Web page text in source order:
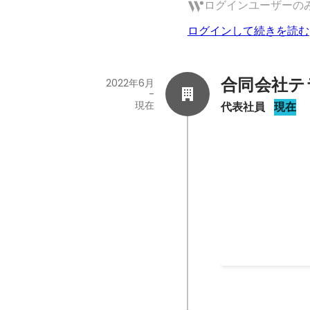
ログインユーザーの
ログインして続きを読む
合同会社
代表社員 現在
2022年6月
-
現在